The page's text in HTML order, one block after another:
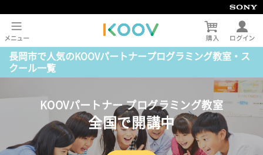
長岡市で人気のKOOVパートナープログラミング教室・ス
クール一覧
KOOVパートナー プログラミング教室
全国で開講中